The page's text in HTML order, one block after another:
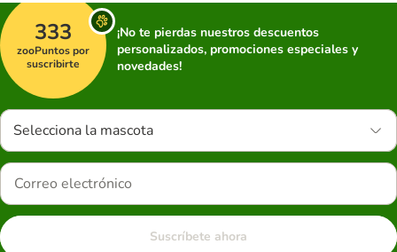
333
zooPuntos por
suscribirte
¡No te pierdas nuestros descuentos
personalizados, promociones especiales y
novedades!
Selecciona la mascota
Suscríbete ahora